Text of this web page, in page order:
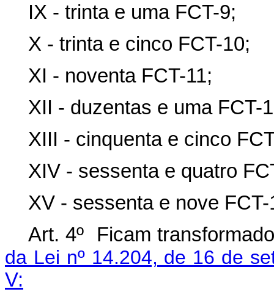
IX - trinta e uma FCT-9;
X - trinta e cinco FCT-10;
XI - noventa FCT-11;
XII - duzentas e uma FCT-
XIII - cinquenta e cinco
XIV - sessenta e quatro
XV - sessenta e nove FCT-
Art. 4º Ficam
da Lei nº 14.204, de 16 de
V: